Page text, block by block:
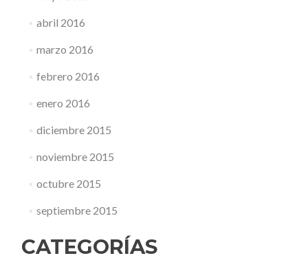
abril 2016
marzo 2016
febrero 2016
enero 2016
diciembre 2015
noviembre 2015
octubre 2015
septiembre 2015
CATEGORÍAS